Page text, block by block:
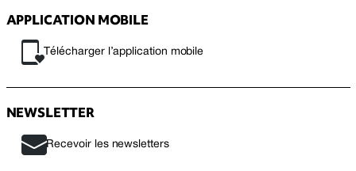
APPLICATION MOBILE
Télécharger l’application mobile
NEWSLETTER
Recevoir les newsletters